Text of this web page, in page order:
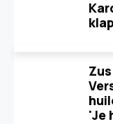
'Je